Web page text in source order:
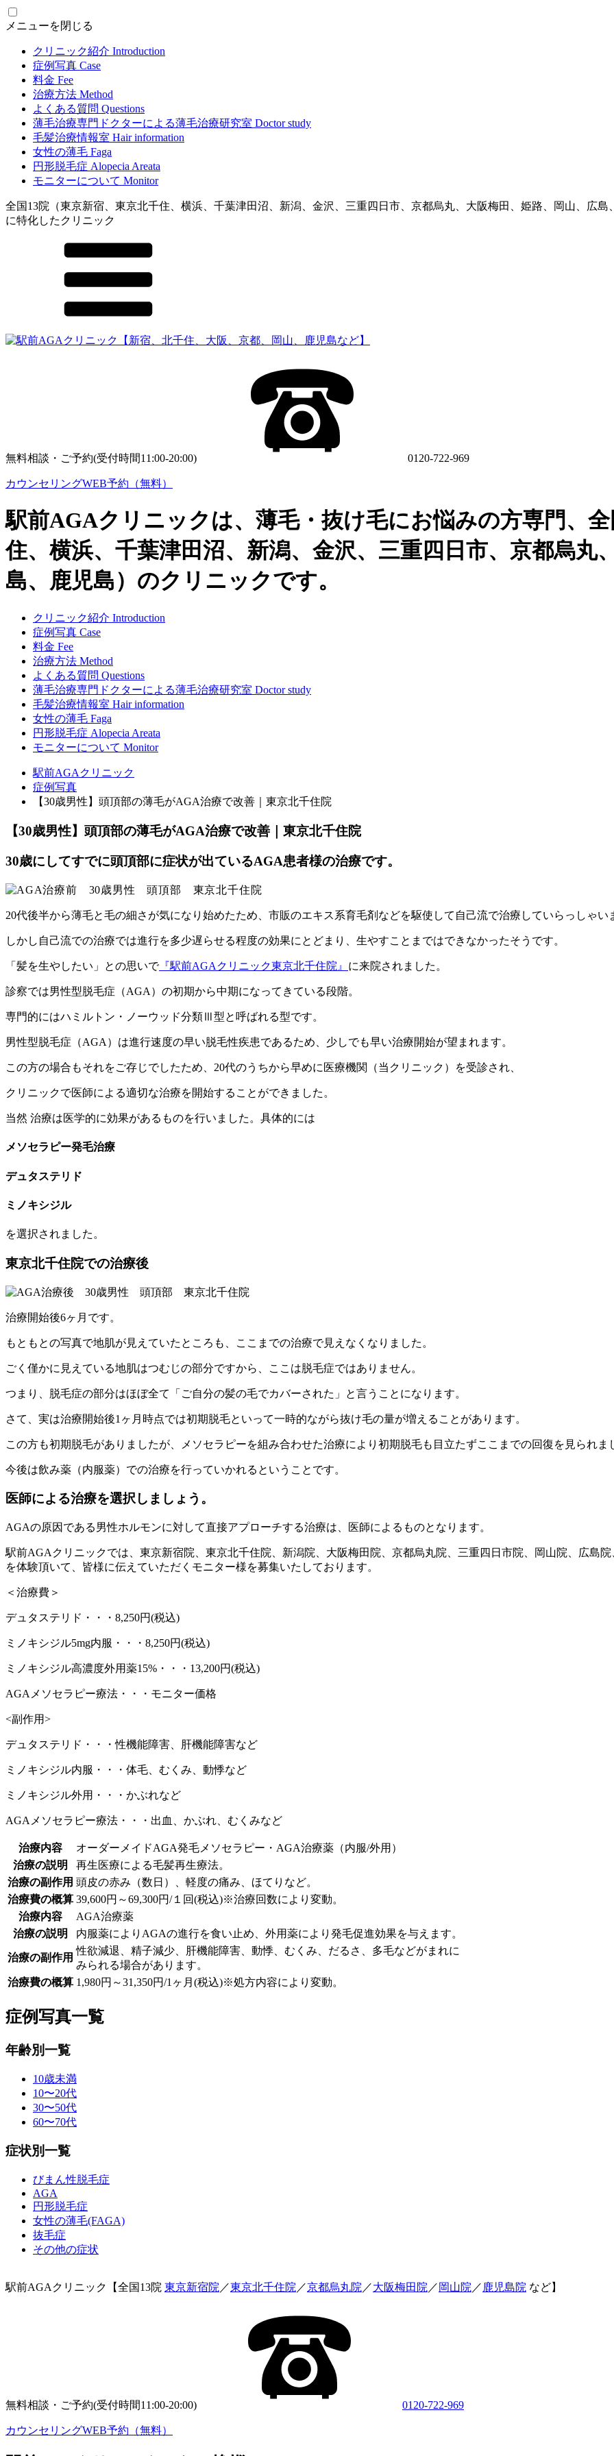
メニューを閉じる
クリニック紹介 Introduction
症例写真 Case
料金 Fee
治療方法 Method
よくある質問 Questions
薄毛治療専門ドクターによる薄毛治療研究室 Doctor study
毛髪治療情報室 Hair information
女性の薄毛 Faga
円形脱毛症 Alopecia Areata
モニターについて Monitor
全国13院（東京新宿、東京北千住、横浜、千葉津田沼、新潟、金沢、三重四日市、京都烏丸、大阪梅田、姫路、岡山、広
に特化したクリニック
無料相談・ご予約(受付時間11:00-20:00) 0120-722-969
カウンセリングWEB予約（無料）
駅前AGAクリニックは、薄毛・抜け毛にお悩みの方専門、
住、横浜、千葉津田沼、新潟、金沢、三重四日市、京都烏丸
島、鹿児島）のクリニックです。
クリニック紹介 Introduction
症例写真 Case
料金 Fee
治療方法 Method
よくある質問 Questions
薄毛治療専門ドクターによる薄毛治療研究室 Doctor study
毛髪治療情報室 Hair information
女性の薄毛 Faga
円形脱毛症 Alopecia Areata
モニターについて Monitor
駅前AGAクリニック
症例写真
【30歳男性】頭頂部の薄毛がAGA治療で改善｜東京北千住院
【30歳男性】頭頂部の薄毛がAGA治療で改善｜東京北千住院
30歳にしてすでに頭頂部に症状が出ているAGA患者様の治療です。
20代後半から薄毛と毛の細さが気になり始めたため、市販のエキス系育毛剤などを駆使して自己流で治療していらっしゃい
しかし自己流での治療では進行を多少遅らせる程度の効果にとどまり、生やすことまではできなかったそうです。
「髪を生やしたい」との思いで『駅前AGAクリニック東京北千住院』 に来院されました。
診察では男性型脱毛症（AGA）の初期から中期になってきている段階。
専門的にはハミルトン・ノーウッド分類Ⅲ型と呼ばれる型です。
男性型脱毛症（AGA）は進行速度の早い脱毛性疾患であるため、少しでも早い治療開始が望まれます。
この方の場合もそれをご存じでしたため、20代のうちから早めに医療機関（当クリニック）を受診され、
クリニックで医師による適切な治療を開始することができました。
当然 治療は医学的に効果があるものを行いました。具体的には
メソセラピー発毛治療
デュタステリド
ミノキシジル
を選択されました。
東京北千住院での治療後
治療開始後6ヶ月です。
もともとの写真で地肌が見えていたところも、ここまでの治療で見えなくなりました。
ごく僅かに見えている地肌はつむじの部分ですから、ここは脱毛症ではありません。
つまり、脱毛症の部分はほぼ全て「ご自分の髪の毛でカバーされた」と言うことになります。
さて、実は治療開始後1ヶ月時点では初期脱毛といって一時的ながら抜け毛の量が増えることがあります。
この方も初期脱毛がありましたが、メソセラピーを組み合わせた治療により初期脱毛も目立たずここまでの回復を見られま
今後は飲み薬（内服薬）での治療を行っていかれるということです。
医師による治療を選択しましょう。
AGAの原因である男性ホルモンに対して直接アプローチする治療は、医師によるものとなります。
駅前AGAクリニックでは、東京新宿院、東京北千住院、新潟院、大阪梅田院、京都烏丸院、三重四日市院、岡山院、広島
を体験頂いて、皆様に伝えていただくモニター様を募集いたしております。
＜治療費＞
デュタステリド・・・8,250円(税込)
ミノキシジル5mg内服・・・8,250円(税込)
ミノキシジル高濃度外用薬15%・・・13,200円(税込)
AGAメソセラピー療法・・・モニター価格
<副作用>
デュタステリド・・・性機能障害、肝機能障害など
ミノキシジル内服・・・体毛、むくみ、動悸など
ミノキシジル外用・・・かぶれなど
AGAメソセラピー療法・・・出血、かぶれ、むくみなど
治療内容
オーダーメイドAGA発毛メソセラピー・AGA治療薬（内服/外用）
治療の説明
再生医療による毛髪再生療法。
治療の副作用 頭皮の赤み（数日）、軽度の痛み、ほてりなど。
治療費の概算 39,600円～69,300円/１回(税込)※治療回数により変動。
治療内容
AGA治療薬
治療の説明
内服薬によりAGAの進行を食い止め、外用薬により発毛促進効果を与えます。
治療の副作用
性欲減退、精子減少、肝機能障害、動悸、むくみ、だるさ、多毛などがまれに
みられる場合があります。
治療費の概算 1,980円～31,350円/1ヶ月(税込)※処方内容により変動。
症例写真一覧
年齢別一覧
10歳未満
10〜20代
30〜50代
60〜70代
症状別一覧
びまん性脱毛症
AGA
円形脱毛症
女性の薄毛(FAGA)
抜毛症
その他の症状
駅前AGAクリニック【全国13院 東京新宿院 ／東京北千住院 ／京都烏丸院 ／大阪梅田院 ／ 岡山院 ／ 鹿児島院 など】
無料相談・ご予約(受付時間11:00-20:00) 0120-722-969
カウンセリングWEB予約（無料）